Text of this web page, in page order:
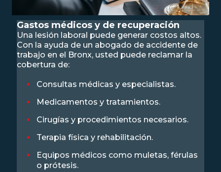
Gastos médicos y de recuperación
Una lesión laboral puede generar costos altos.
Con la ayuda de un abogado de accidente de
trabajo en el Bronx, usted puede reclamar la
cobertura de:
Consultas médicas y especialistas.
Medicamentos y tratamientos.
Cirugías y procedimientos necesarios.
Terapia física y rehabilitación.
Equipos médicos como muletas, férulas
o prótesis.